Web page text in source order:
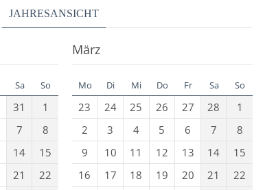
JAHRESANSICHT
Sa So
31
1
7
8
14
15
21
22
März
Mo Di Mi Do Fr Sa So
23 24 25 26 27 28
1
2
3 4 5 6 7
8
9
10 11 12 13 14
15
16
17 18 19 20 21
22